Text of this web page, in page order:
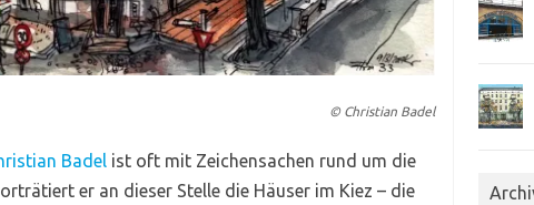
© Christian Badel
Badelist oft mit Zeichensachen rund um die
er an dieser Stelle die Häuser im Kiez – die